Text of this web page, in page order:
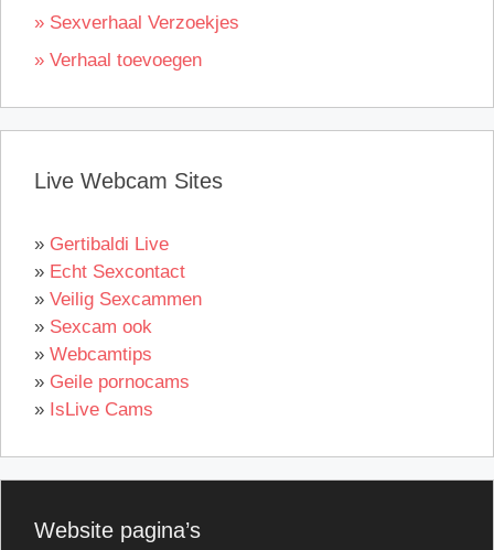
» Sexverhaal Verzoekjes
» Verhaal toevoegen
Live Webcam Sites
» Gertibaldi Live
» Echt Sexcontact
» Veilig Sexcammen
» Sexcam ook
» Webcamtips
» Geile pornocams
» IsLive Cams
Website pagina’s